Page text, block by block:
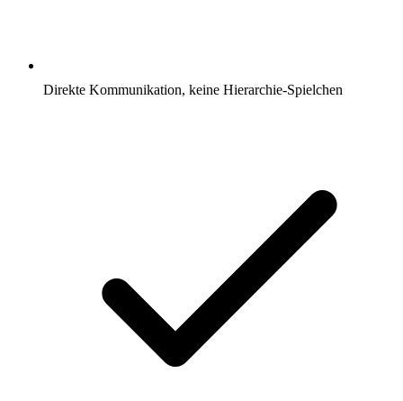
Direkte Kommunikation, keine Hierarchie-Spielchen